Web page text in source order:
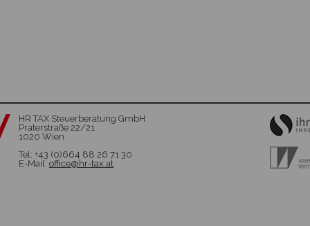
HR TAX Steuerberatung GmbH
Praterstraße 22/21
1020 Wien
Tel: +43 (0)664 88 26 71 30
E-Mail: office@hr-tax.at